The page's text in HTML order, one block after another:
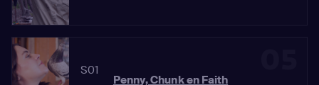
S01
Penny, Chunk en Faith